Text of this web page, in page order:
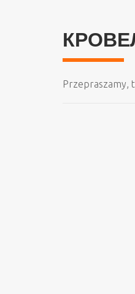
Przepraszamy,